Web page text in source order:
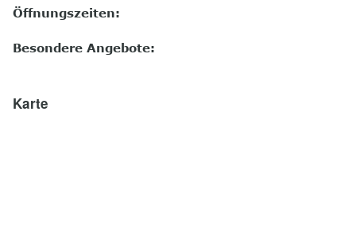
Öffnungszeiten:
Besondere Angebote:
Karte